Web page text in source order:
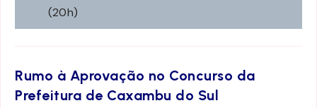
(20h)
Rumo à Aprovação no Concurso da
Prefeitura de Caxambu do Sul